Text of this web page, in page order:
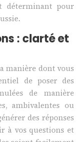
déterminant pour
: clarté et
manière dont vous
de poser des
de manière
ambivalentes ou
des réponses
à vos questions et